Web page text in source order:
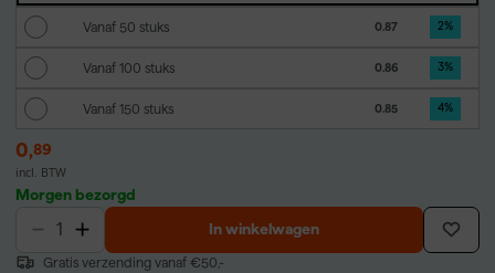
Vanaf 50 stuks 0.87 2%
Vanaf 100 stuks 0.86 3%
Vanaf 150 stuks 0.85 4%
0,89
incl. BTW
Morgen bezorgd
In winkelwagen
Gratis verzending vanaf €50,-